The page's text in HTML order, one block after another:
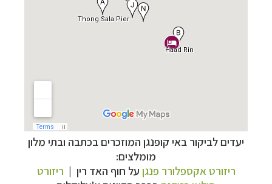
יעדים לביקור באי קופנגן המוזכרים בכתבה ובתי מלון
מומלצים:
ריזורט אקספלורר פנגן על חוף האד רין | ריזורט
לחצו לרשימת יעדים »
טיולים לפולינזיה הצרפתית
לחצו לפרטים »
תכנוןטיולים לאוסטרליה וניו זילנדלחצו לרשימת
ההצעות »